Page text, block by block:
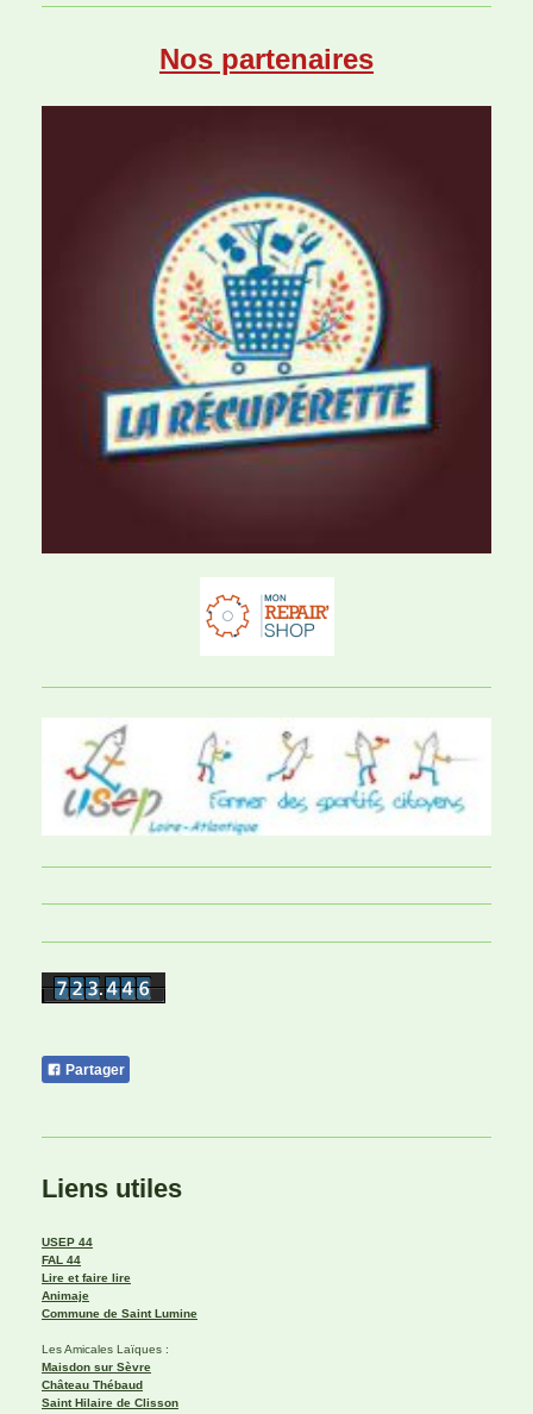
Nos partenaires
Partager
Liens utiles
USEP 44
FAL 44
Lire et faire lire
Animaje
Commune de Saint Lumine
Les Amicales Laïques :
Maisdon sur Sèvre
Château Thébaud
Saint Hilaire de Clisson